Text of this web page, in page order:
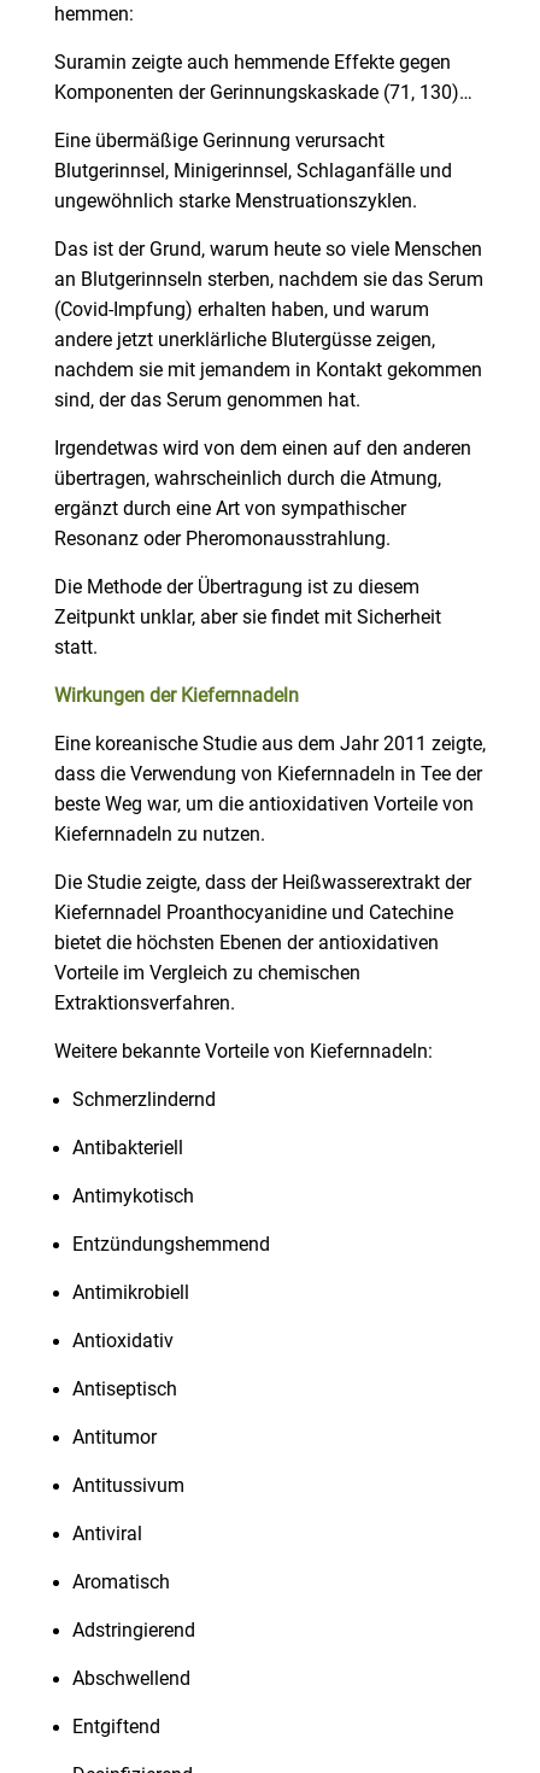
hemmen:
Suramin zeigte auch hemmende Effekte gegen
Komponenten der Gerinnungskaskade (71, 130)…
Eine übermäßige Gerinnung verursacht
Blutgerinnsel, Minigerinnsel, Schlaganfälle und
ungewöhnlich starke Menstruationszyklen.
Das ist der Grund, warum heute so viele Menschen
an Blutgerinnseln sterben, nachdem sie das Serum
(Covid-Impfung) erhalten haben, und warum
andere jetzt unerklärliche Blutergüsse zeigen,
nachdem sie mit jemandem in Kontakt gekommen
sind, der das Serum genommen hat.
Irgendetwas wird von dem einen auf den anderen
übertragen, wahrscheinlich durch die Atmung,
ergänzt durch eine Art von sympathischer
Resonanz oder Pheromonausstrahlung.
Die Methode der Übertragung ist zu diesem
Zeitpunkt unklar, aber sie findet mit Sicherheit
statt.
Wirkungen der Kiefernnadeln
Eine koreanische Studie aus dem Jahr 2011 zeigte,
dass die Verwendung von Kiefernnadeln in Tee der
beste Weg war, um die antioxidativen Vorteile von
Kiefernnadeln zu nutzen.
Die Studie zeigte, dass der Heißwasserextrakt der
Kiefernnadel Proanthocyanidine und Catechine
bietet die höchsten Ebenen der antioxidativen
Vorteile im Vergleich zu chemischen
Extraktionsverfahren.
Weitere bekannte Vorteile von Kiefernnadeln:
Schmerzlindernd
Antibakteriell
Antimykotisch
Entzündungshemmend
Antimikrobiell
Antioxidativ
Antiseptisch
Antitumor
Antitussivum
Antiviral
Aromatisch
Adstringierend
Abschwellend
Entgiftend